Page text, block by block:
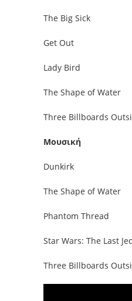
The Big Sick
Get Out
Lady Bird
The Shape of Water
Three Billboards
Μουσική
Dunkirk
The Shape of Water
Phantom Thread
Star Wars: The Last
Three Billboards